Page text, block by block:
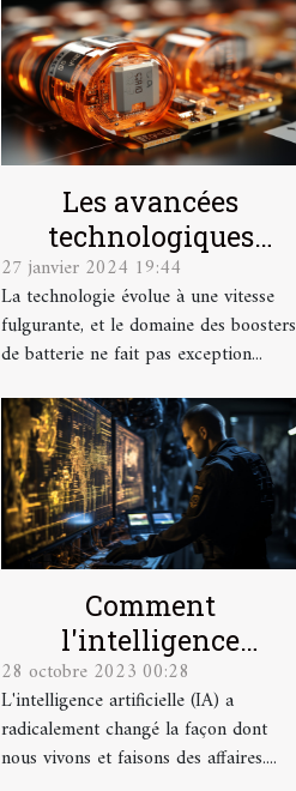
Les avancées
technologiques
récentes dans le
domaine des boosters
de batterie et leur
impact
environnemental
27 janvier 2024 19:44
La technologie évolue à une vitesse
fulgurante, et le domaine des boosters
de batterie ne fait pas exception...
Comment
l'intelligence
artificielle transforme
l'industrie de la
sécurité
28 octobre 2023 00:28
L'intelligence artificielle (IA) a
radicalement changé la façon dont
nous vivons et faisons des affaires....